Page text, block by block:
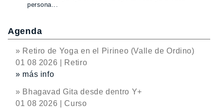
persona...
Agenda
» Retiro de Yoga en el Pirineo (Valle de Ordino)
01 08 2026 | Retiro
» más info
» Bhagavad Gita desde dentro Y+
01 08 2026 | Curso